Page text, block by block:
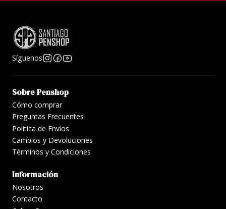
Síguenos
Sobre Penshop
Cómo comprar
Preguntas Frecuentes
Política de Envíos
Cambios y Devoluciones
Términos y Condiciones
Información
Nosotros
Contacto